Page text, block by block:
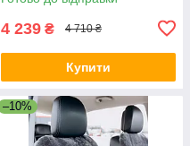
4 239 ₴ 4 710 ₴
Купити
–10%